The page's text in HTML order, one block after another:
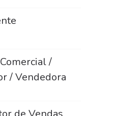
/
/ Vendedora